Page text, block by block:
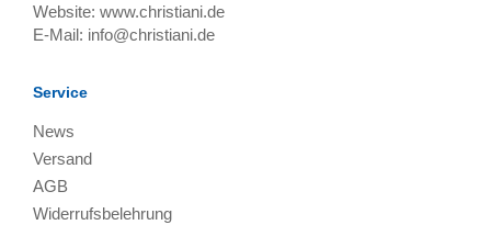
Website: www.christiani.de
E-Mail: info@christiani.de
Service
News
Versand
AGB
Widerrufsbelehrung